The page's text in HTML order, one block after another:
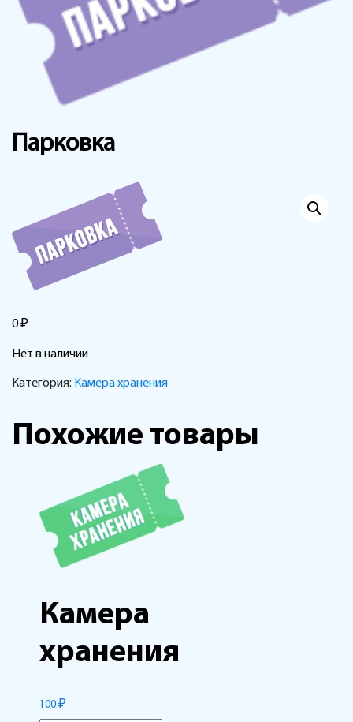
Парковка
0₽
Нет в наличии
Категория: Камера хранения
Похожие товары
Камера
хранения
100 ₽